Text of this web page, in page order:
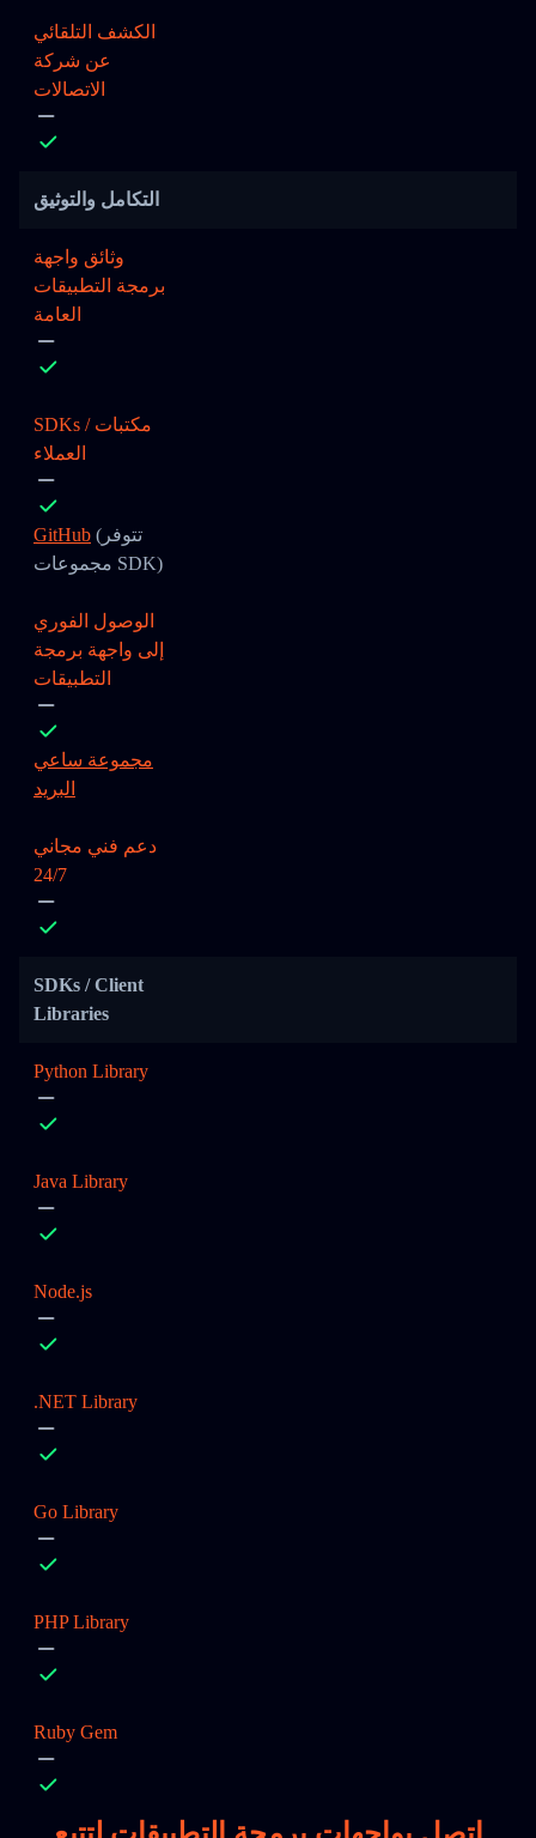
الكشف التلقائي
عن شركة
الاتصالات
التكامل والتوثيق
وثائق واجهة
برمجة التطبيقات
العامة
SDKs / مكتبات
العملاء
GitHub (تتوفر
مجموعات SDK)
الوصول الفوري
إلى واجهة برمجة
التطبيقات
مجموعة ساعي
البريد
دعم فني مجاني
24/7
SDKs / Client
Libraries
Python Library
Java Library
Node.js
.NET Library
Go Library
PHP Library
Ruby Gem